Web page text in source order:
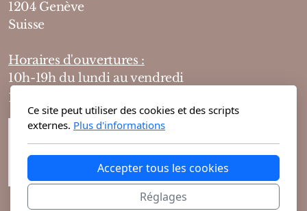
1204 Genève
Suisse
Horaires d'ouvertures :
10h-19h du lundi au vendredi
10h-18h le samedi
Ce site peut utiliser des cookies et des scripts
externes. Plus d'informations
Accepter tous les cookies
Réglages
Cosmétiques